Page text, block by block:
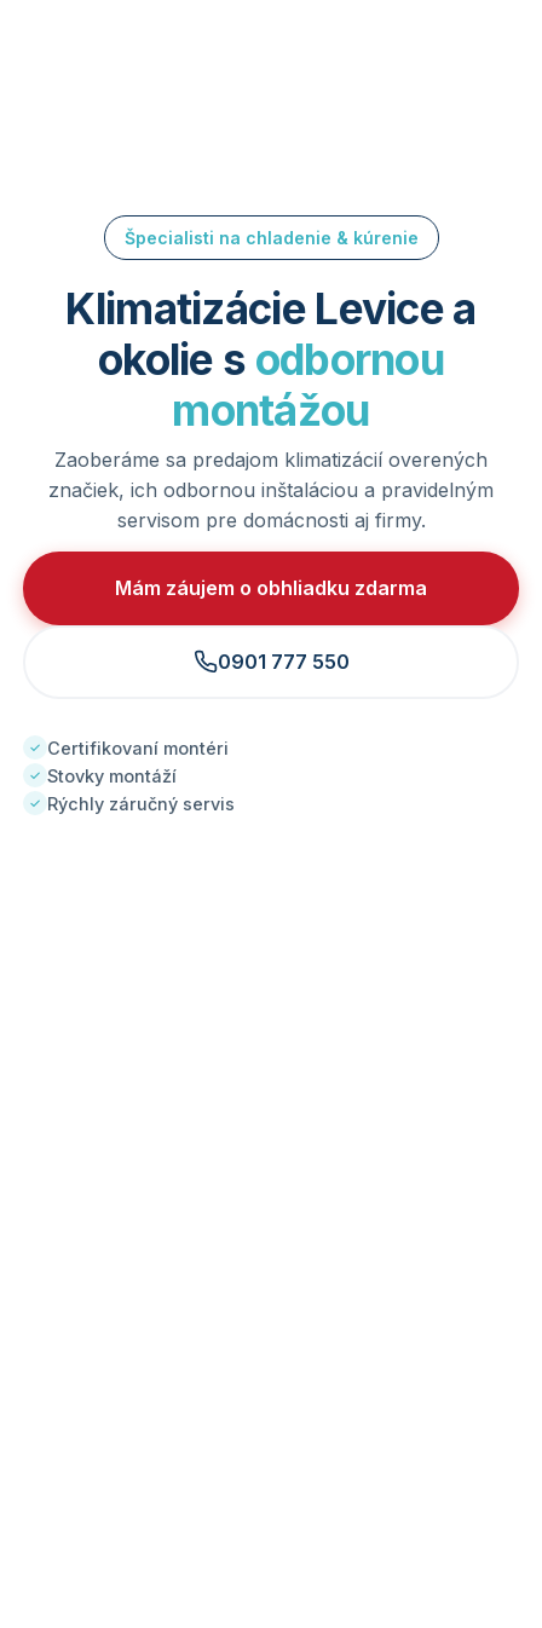
Špecialisti na chladenie & kúrenie
Klimatizácie Levice a
okolie s odbornou
montážou
Zaoberáme sa predajom klimatizácií overených
značiek, ich odbornou inštaláciou a pravidelným
servisom pre domácnosti aj firmy.
Mám záujem o obhliadku zdarma
0901 777 550
✓ Certifikovaní montéri
✓ Stovky montáží
✓ Rýchly záručný servis